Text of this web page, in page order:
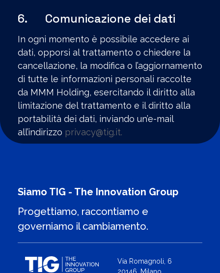
6. Comunicazione dei dati
In ogni momento è possibile accedere ai
dati, opporsi al trattamento o chiedere la
cancellazione, la modifica o l’aggiornamento
di tutte le informazioni personali raccolte
da MMM Holding, esercitando il diritto alla
limitazione del trattamento e il diritto alla
portabilità dei dati, inviando un’e-mail
all’indirizzo privacy@tig.it.
Siamo TIG - The Innovation Group
Progettiamo, raccontiamo e
governiamo il cambiamento.
Via Romagnoli, 6